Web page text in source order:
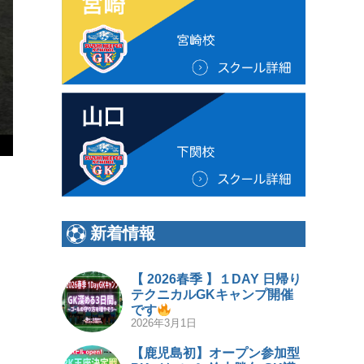
新着情報
【 2026春季 】１DAY 日帰り
テクニカルGKキャンプ開催
です
2026年3月1日
【鹿児島初】オープン参加型